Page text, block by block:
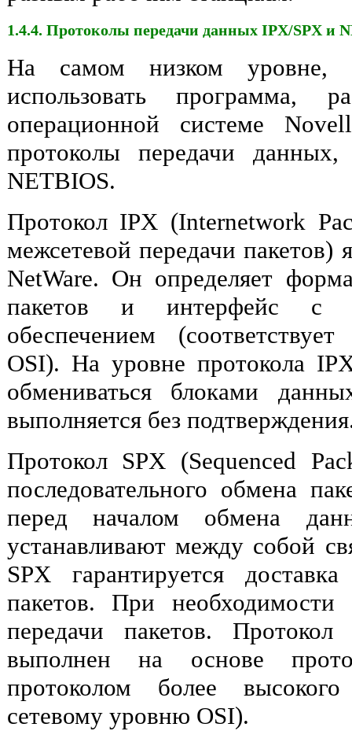
1.4.4. Протоколы передачи данных IPX/SPX и
На самом низком уровне,
использовать
операционной системе
протоколы передачи
NETBIOS.
Протокол IPX (Internetwork
межсетевой передачи пакетов)
NetWare. Он определяет
пакетов и интерфейс с
обеспечением
OSI). На уровне протокола
обмениваться блоками
выполняется без
Протокол SPX (Sequenced
последовательного обмена
перед началом обмена
устанавливают между собой
SPX гарантируется
пакетов. При необходимости
передачи пакетов.
выполнен на основе
протоколом более высокого
сетевому уровню OSI).